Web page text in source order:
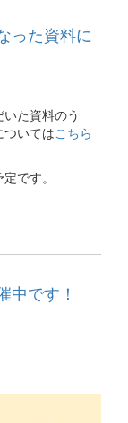
った資料に
た資料のう
いてはこちら
です。
中です！